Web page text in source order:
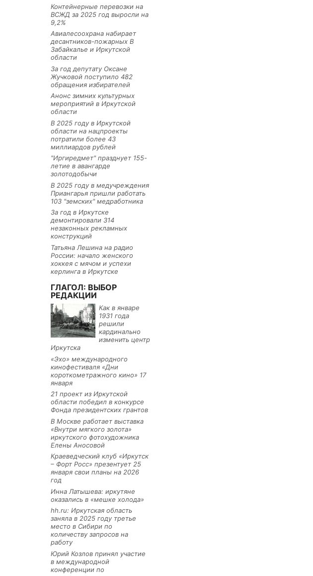
Контейнерные перевозки на
ВСЖД за 2025 год выросли на
9,2%
Авиалесоохрана набирает
десантников-пожарных В
Забайкалье и Иркутской
области
За год депутату Оксане
Жучковой поступило 482
обращения избирателей
Анонс зимних культурных
мероприятий в Иркутской
области
В 2025 году в Иркутской
области на нацпроекты
потратили более 43
миллиардов рублей
"Иргиредмет" празднует 155-
летие в авангарде
золотодобычи
В 2025 году в медучреждения
Приангарья пришли работать
103 "земских" медработника
За год в Иркутске
демонтировали 314
незаконных рекламных
конструкций
Татьяна Лешина на радио
России: начало женского
хоккея с мячом и успехи
керлинга в Иркутске
ГЛАГОЛ: ВЫБОР
РЕДАКЦИИ
Как в январе
1931 года
решили
кардинально
изменить центр
Иркутска
«Эхо» международного
кинофестиваля «Дни
короткометражного кино» 17
января
21 проект из Иркутской
области победил в конкурсе
Фонда президентских грантов
В Москве работает выставка
«Внутри мягкого золота»
иркутского фотохудожника
Елены Аносовой
Краеведческий клуб «Иркутск
– Форт Росс» презентует 25
января свои планы на 2026
год
Инна Латышева: иркутяне
оказались в «мешке холода»
hh.ru: Иркутская область
заняла в 2025 году третье
место в Сибири по
количеству запросов на
работу
Юрий Козлов принял участие
в международной
конференции по